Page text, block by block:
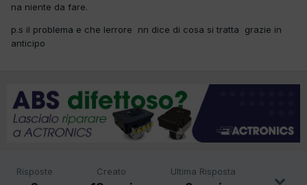
na niente da fare.
p.s il problema e che lerrore nn dice di cosa si tratta grazie in
anticipo
Risposte Creato Ultima Risposta